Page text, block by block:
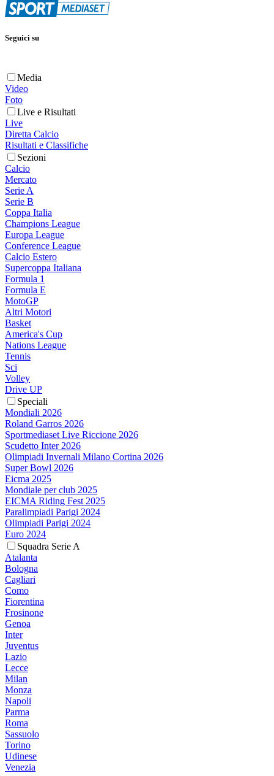
Seguici su
Media
Video
Foto
Live e Risultati
Live
Diretta Calcio
Risultati e Classifiche
Sezioni
Calcio
Mercato
Serie A
Serie B
Coppa Italia
Champions League
Europa League
Conference League
Calcio Estero
Supercoppa Italiana
Formula 1
Formula E
MotoGP
Altri Motori
Basket
America's Cup
Nations League
Tennis
Sci
Volley
Drive UP
Speciali
Mondiali 2026
Roland Garros 2026
Sportmediaset Live Riccione 2026
Scudetto Inter 2026
Olimpiadi Invernali Milano Cortina 2026
Super Bowl 2026
Eicma 2025
Mondiale per club 2025
EICMA Riding Fest 2025
Paralimpiadi Parigi 2024
Olimpiadi Parigi 2024
Euro 2024
Squadra Serie A
Atalanta
Bologna
Cagliari
Como
Fiorentina
Frosinone
Genoa
Inter
Juventus
Lazio
Lecce
Milan
Monza
Napoli
Parma
Roma
Sassuolo
Torino
Udinese
Venezia